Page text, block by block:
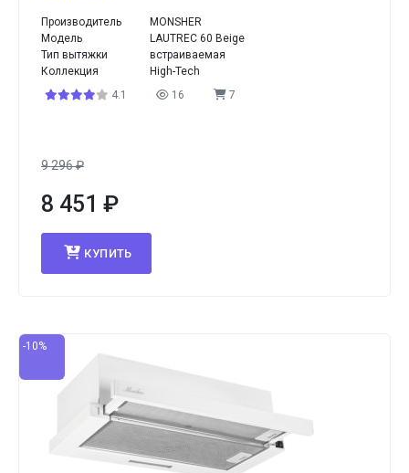
Производитель
MONSHER
Модель
LAUTREC 60 Beige
Тип вытяжки
встраиваемая
Коллекция
High-Tech
4.1
16 7
9 296₽
8 451 ₽
КУПИТЬ
-10%